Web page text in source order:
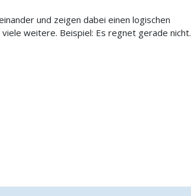
und zeigen dabei einen logischen
weitere. Beispiel: Es regnet gerade nicht.